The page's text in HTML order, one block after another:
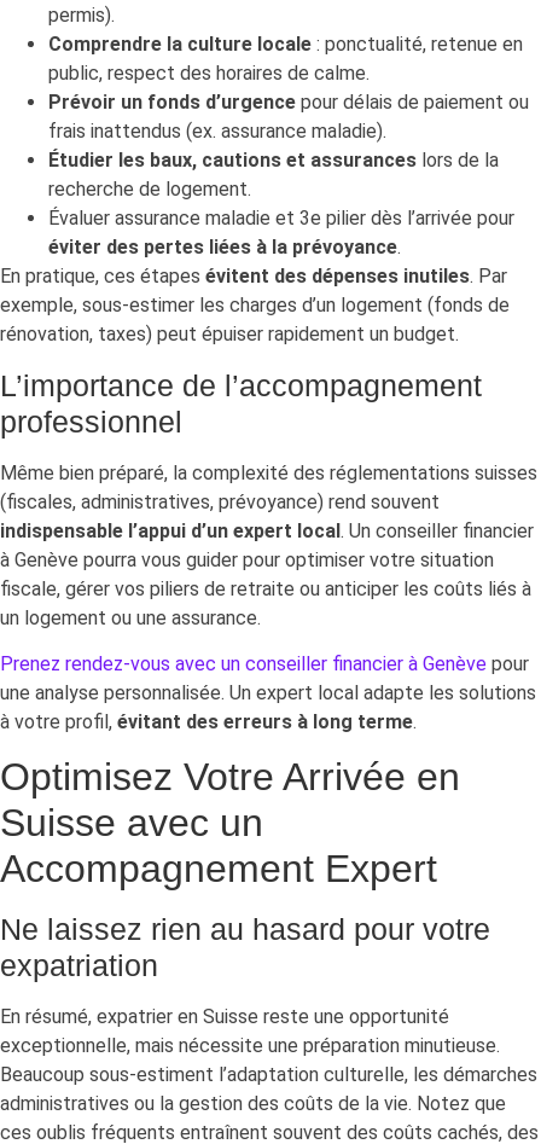
permis).
Comprendre la culture locale : ponctualité, retenue en
public, respect des horaires de calme.
Prévoir un fonds d’urgence pour délais de paiement ou
frais inattendus (ex. assurance maladie).
Étudier les baux, cautions et assurances lors de la
recherche de logement.
Évaluer assurance maladie et 3e pilier dès l’arrivée pour
éviter des pertes liées à la prévoyance.
En pratique, ces étapes évitent des dépenses inutiles. Par
exemple, sous-estimer les charges d’un logement (fonds de
rénovation, taxes) peut épuiser rapidement un budget.
L’importance de l’accompagnement
professionnel
Même bien préparé, la complexité des réglementations suisses
(fiscales, administratives, prévoyance) rend souvent
indispensable l’appui d’un expert local. Un conseiller financier
à Genève pourra vous guider pour optimiser votre situation
fiscale, gérer vos piliers de retraite ou anticiper les coûts liés à
un logement ou une assurance.
Prenez rendez-vous avec un conseiller financier à Genève pour
une analyse personnalisée. Un expert local adapte les solutions
à votre profil, évitant des erreurs à long terme.
Optimisez Votre Arrivée en
Suisse avec un
Accompagnement Expert
Ne laissez rien au hasard pour votre
expatriation
En résumé, expatrier en Suisse reste une opportunité
exceptionnelle, mais nécessite une préparation minutieuse.
Beaucoup sous-estiment l’adaptation culturelle, les démarches
administratives ou la gestion des coûts de la vie. Notez que
ces oublis fréquents entraînent souvent des coûts cachés, des